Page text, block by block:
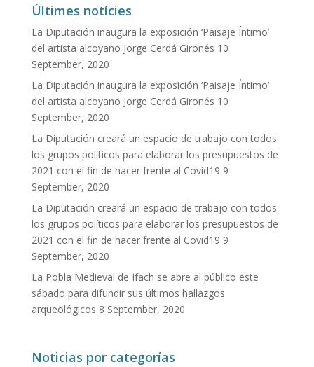
Últimes notícies
La Diputación inaugura la exposición ‘Paisaje Íntimo’
del artista alcoyano Jorge Cerdá Gironés 10
September, 2020
La Diputación inaugura la exposición ‘Paisaje Íntimo’
del artista alcoyano Jorge Cerdá Gironés 10
September, 2020
La Diputación creará un espacio de trabajo con todos
los grupos políticos para elaborar los presupuestos de
2021 con el fin de hacer frente al Covid19 9
September, 2020
La Diputación creará un espacio de trabajo con todos
los grupos políticos para elaborar los presupuestos de
2021 con el fin de hacer frente al Covid19 9
September, 2020
La Pobla Medieval de Ifach se abre al público este
sábado para difundir sus últimos hallazgos
arqueológicos 8 September, 2020
Noticias por categorías